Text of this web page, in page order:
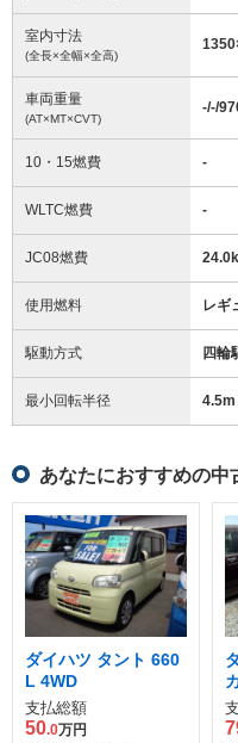
室内寸法
(全長×全幅×全高)
1350
車両重量
(AT×MT×CVT)
-/-/
10・15燃費 -
WLTC燃費 -
JC08燃費
使用燃料 レギ
駆動方式 四輪
最小回転半径 4.5m
あなたにおすすめの中
ダイハツ タント 660
L 4WD
支払総額
50.0万円